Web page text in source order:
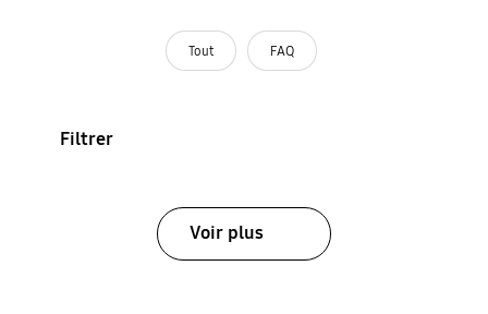
Tout FAQ
Filtrer
Voir plus